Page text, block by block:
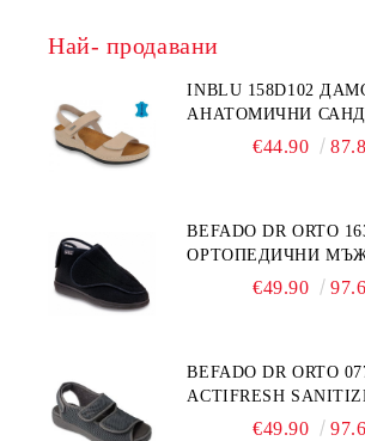
Най- продавани
INBLU 158D102
АНАТОМИЧНИ
ЕСТЕСТВЕНА
€44.90
BEFADO DR ORTO
ОРТОПЕДИЧНИ МЪЖКИ
ЗА ГИПСИРАН ИЛИ
€49.90
BEFADO DR ORTO
ACTIFRESH
ОРТОПЕДИЧНИ
€49.90